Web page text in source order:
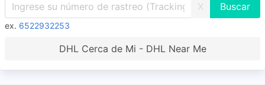
X
ex. 6522932253
DHL Cerca de Mi - DHL Near Me